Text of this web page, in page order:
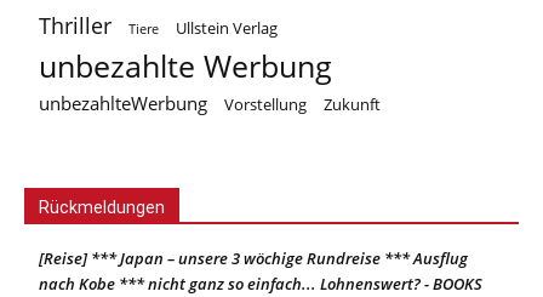
Thriller Tiere Ullstein Verlag
unbezahlte Werbung
unbezahlteWerbung Vorstellung Zukunft
Rückmeldungen
[Reise] *** Japan – unsere 3 wöchige Rundreise *** Ausflug
nach Kobe *** nicht ganz so einfach... Lohnenswert? - BOOKS